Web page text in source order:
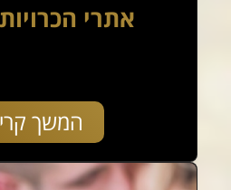
אתרי
המשך